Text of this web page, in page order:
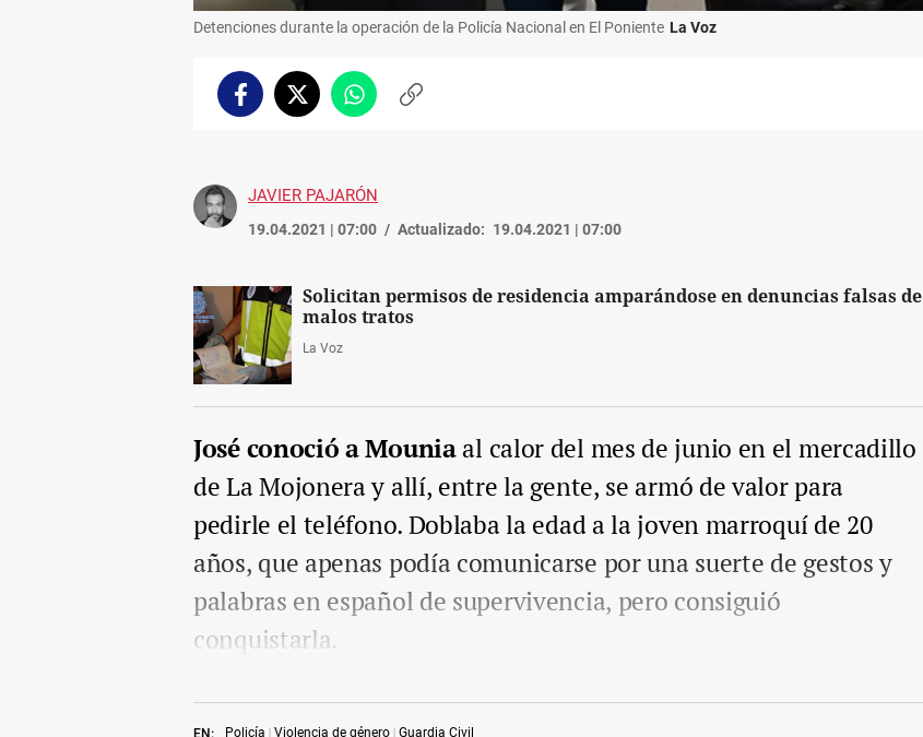
Detenciones durante la operación de la Policía Nacional en El Poniente La Voz
FacebookTwitterWhatsappCopiar
JAVIER PAJARÓN
19.04.2021 | 07:00 Actualizado: 19.04.2021 | 07:00
EN: Policía Violencia de género Guardia Civil
Solicitan permisos de residencia amparándose en denuncias falsas de
malos tratos
La Voz
José conoció a Mouniaal calor del mes de junio en el mercadillo
de La Mojonera y allí, entre la gente, se armó de valor para
pedirle el teléfono. Doblaba la edad a la joven marroquí de 20
años, que apenas podía comunicarse por una suerte de gestos y
palabras en español de supervivencia, pero consiguió
conquistarla.